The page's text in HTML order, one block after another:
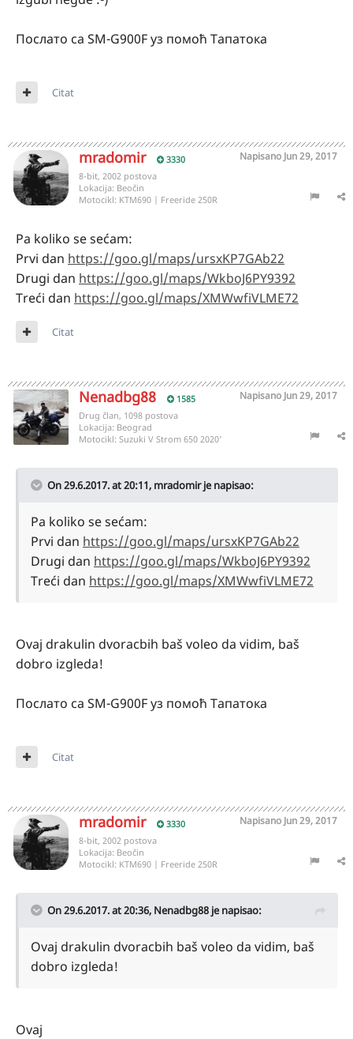
Послато са SM-G900F уз помоћ Тапатока
Citat
mradomir 3330 Napisano Jun 29, 2017
8-bit, 2002 postova
Lokacija: Beočin
Motocikl: KTM690 | Freeride 250R
Pa koliko se sećam:
Prvi dan https://goo.gl/maps/ursxKP7GAb22
Drugi dan https://goo.gl/maps/WkboJ6PY9392
Treći dan https://goo.gl/maps/XMWwfiVLME72
Citat
Nenadbg88 1585 Napisano Jun 29, 2017
Drug član, 1098 postova
Lokacija: Beograd
Motocikl: Suzuki V Strom 650 2020'
On 29.6.2017. at 20:11, mradomirje napisao:
Pa koliko se sećam:
Prvi dan https://goo.gl/maps/ursxKP7GAb22
Drugi dan https://goo.gl/maps/WkboJ6PY9392
Treći dan https://goo.gl/maps/XMWwfiVLME72
Ovaj drakulin dvoracbih baš voleo da vidim, baš
dobro izgleda!
Послато са SM-G900F уз помоћ Тапатока
Citat
mradomir 3330 Napisano Jun 29, 2017
8-bit, 2002 postova
Lokacija: Beočin
Motocikl: KTM690 | Freeride 250R
On 29.6.2017. at 20:36, Nenadbg88 je napisao:
Ovaj drakulin dvoracbih baš voleo da vidim, baš
dobro izgleda!
Ovaj